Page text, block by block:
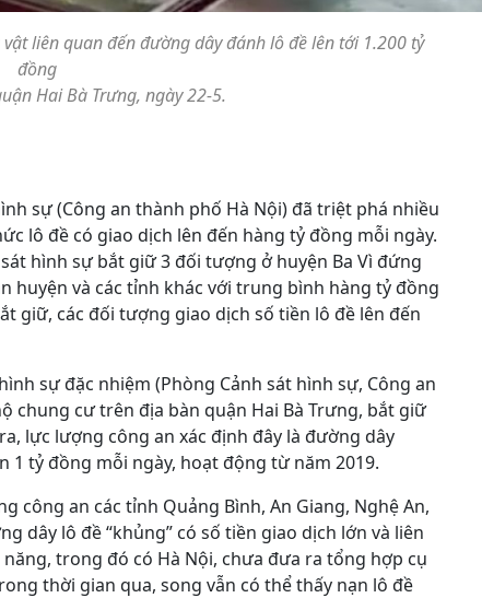
liên quan đến đường dây đánh lô đề lên tới 1.200 tỷ
đồng
Hai Bà Trưng, ngày 22-5.
sự (Công an thành phố Hà Nội) đã triệt phá nhiều
lô đề có giao dịch lên đến hàng tỷ đồng mỗi ngày.
hình sự bắt giữ 3 đối tượng ở huyện Ba Vì đứng
huyện và các tỉnh khác với trung bình hàng tỷ đồng
giữ, các đối tượng giao dịch số tiền lô đề lên đến
sự đặc nhiệm (Phòng Cảnh sát hình sự, Công an
chung cư trên địa bàn quận Hai Bà Trưng, bắt giữ
lực lượng công an xác định đây là đường dây
1 tỷ đồng mỗi ngày, hoạt động từ năm 2019.
công an các tỉnh Quảng Bình, An Giang, Nghệ An,
dây lô đề “khủng” có số tiền giao dịch lớn và liên
trong đó có Hà Nội, chưa đưa ra tổng hợp cụ
thời gian qua, song vẫn có thể thấy nạn lô đề